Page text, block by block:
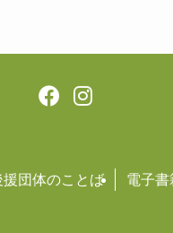
団体のことば 電子書